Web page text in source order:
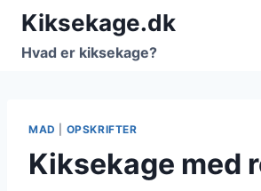
Fortsæt
indhold
Kiksekage.dk
Hvad er kiksekage?
MAD OPSKRIFTER
Kiksekage med